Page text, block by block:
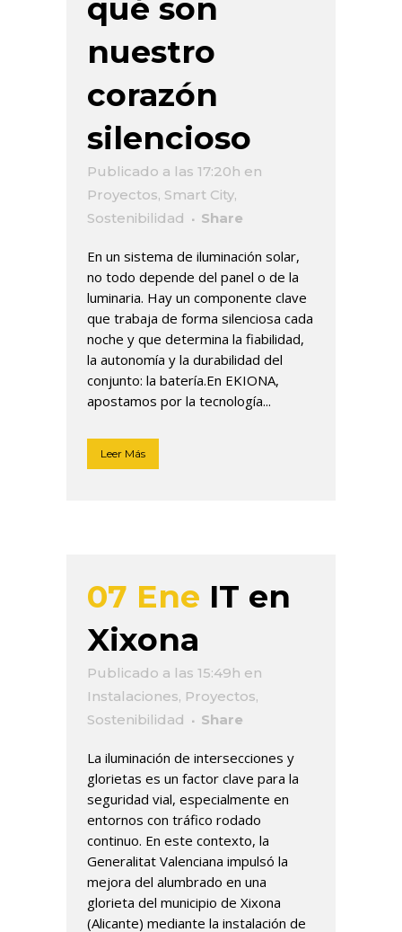
qué son
nuestro
corazón
silencioso
Publicado a las 17:20h en
Proyectos, Smart City,
Sostenibilidad
Share
En un sistema de iluminación solar,
no todo depende del panel o de la
luminaria. Hay un componente clave
que trabaja de forma silenciosa cada
noche y que determina la fiabilidad,
la autonomía y la durabilidad del
conjunto: la batería.En EKIONA,
apostamos por la tecnología...
Leer Más
07 Ene IT en
Xixona
Publicado a las 15:49h en
Instalaciones, Proyectos,
Sostenibilidad
Share
La iluminación de intersecciones y
glorietas es un factor clave para la
seguridad vial, especialmente en
entornos con tráfico rodado
continuo. En este contexto, la
Generalitat Valenciana impulsó la
mejora del alumbrado en una
glorieta del municipio de Xixona
(Alicante) mediante la instalación de